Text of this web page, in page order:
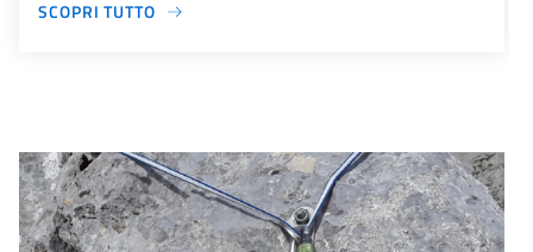
SCOPRI TUTTO